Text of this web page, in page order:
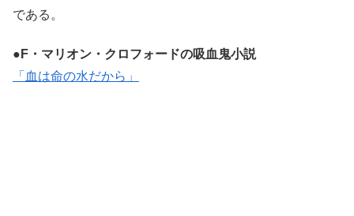
である。
●F・マリオン・クロフォードの吸血鬼小説
「血は命の水だから」